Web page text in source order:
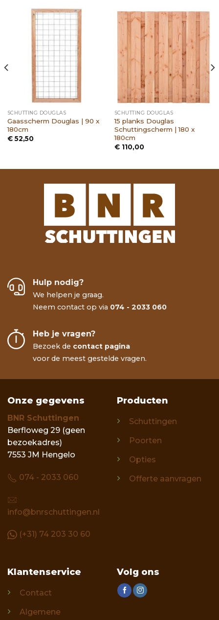
SCHUTTING DOUGLAS
Gaasscherm Douglas | 90 x
180cm
€52,50
SCHUTTING DOUGLAS
15 planks Douglas
Schuttingscherm | 180 x
180cm
€110,00
Hulp nodig?
We helpen je graag.
Neem contact op via 074 - 2033 060
Heb je vragen?
Bezoek de contact pagina
voor de meest gestelde vragen.
Onze gegevens
BNR Schuttingen
Berfloweg 29 (geen
bezoekadres)
7553 JM Hengelo
074 - 2033 060
info@bnrschuttingen.nl
(+31) 74 203 30 60
Producten
Schuttingen
Poorten
Opties
Offerte aanvragen
Klantenservice
Contact
Algemene
Volg ons